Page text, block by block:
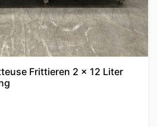
Frittieren 2 x 12 Liter